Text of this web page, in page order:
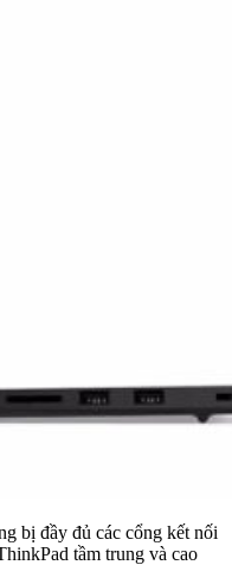
bị đầy đủ các cổng kết nối
tầm trung và cao